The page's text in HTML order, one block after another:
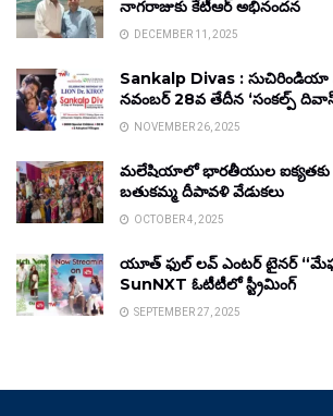
నాగరాజుకు కేటీఆర్ అభినందన
DECEMBER 11, 2025
Sankalp Divas : సుచిరిండియా
నవంబర్ 28వ తేదీన ‘సంకల్ప్
NOVEMBER 26, 2025
మలేషియాలో భారతీయుల ఐక్యతకు
బతుకమ్మ దీపావళి వేడుకలు
OCTOBER 4, 2025
యూత్ ఫుల్ లవ్ ఎంటర్ టైనర్
SunNXT ఓటీటీలో స్ట్రీమింగ్
SEPTEMBER 27, 2025